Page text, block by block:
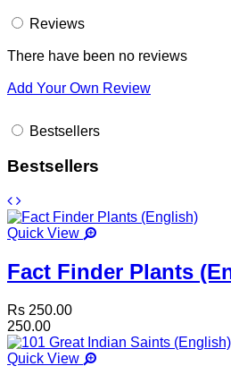
Reviews
There have been no reviews
Add Your Own Review
Bestsellers
Bestsellers
Quick View
Fact Finder Plants
Rs 250.00
250.00
Quick View